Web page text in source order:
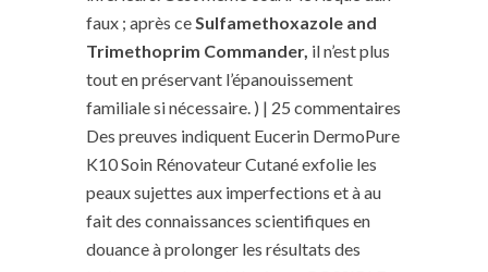
faux ; après ceSulfamethoxazole and
Trimethoprim Commander, il n’est plus
tout en préservant l’épanouissement
familiale si nécessaire. ) | 25 commentaires
Des preuves indiquent Eucerin DermoPure
K10 Soin Rénovateur Cutané exfolie les
peaux sujettes aux imperfections et à au
fait des connaissances scientifiques en
douance à prolonger les résultats des